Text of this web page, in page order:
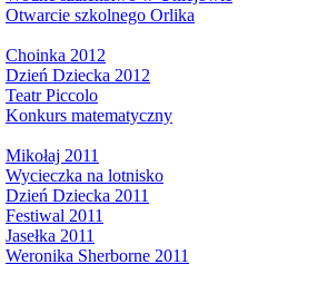
Otwarcie szkolnego Orlika
Choinka 2012
Dzień Dziecka 2012
Teatr Piccolo
Konkurs matematyczny
Mikołaj 2011
Wycieczka na lotnisko
Dzień Dziecka 2011
Festiwal 2011
Jasełka 2011
Weronika Sherborne 2011